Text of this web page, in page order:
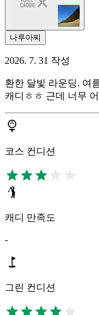
나루아찌
2026. 7. 31 작성
환한 달빛 라운딩. 여
캐디ㅎㅎ 근데 너무
코스 컨디션
캐디 만족도
-
그린 컨디션